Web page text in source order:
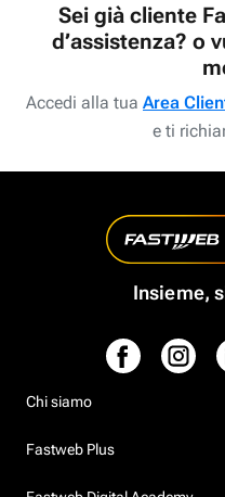
Sei già cliente
d’assistenza? o
Accedi alla tua Area
e ti
Insieme,
Chi siamo
Fastweb Plus